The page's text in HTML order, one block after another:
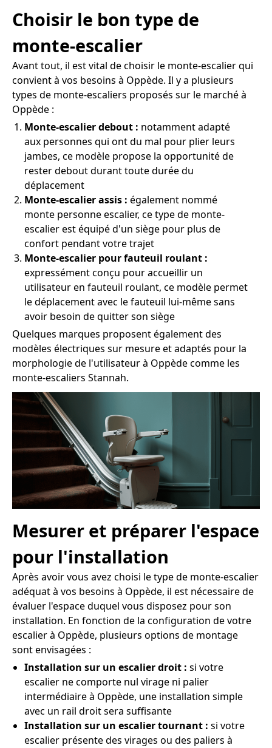
Choisir le bon type de
monte-escalier
Avant tout, il est vital de choisir le monte-escalier qui
convient à vos besoins à Oppède. Il y a plusieurs
types de monte-escaliers proposés sur le marché à
Oppède :
Monte-escalier debout : notamment adapté
aux personnes qui ont du mal pour plier leurs
jambes, ce modèle propose la opportunité de
rester debout durant toute durée du
déplacement
Monte-escalier assis : également nommé
monte personne escalier, ce type de monte-
escalier est équipé d'un siège pour plus de
confort pendant votre trajet
Monte-escalier pour fauteuil roulant :
expressément conçu pour accueillir un
utilisateur en fauteuil roulant, ce modèle permet
le déplacement avec le fauteuil lui-même sans
avoir besoin de quitter son siège
Quelques marques proposent également des
modèles électriques sur mesure et adaptés pour la
morphologie de l'utilisateur à Oppède comme les
monte-escaliers Stannah.
Mesurer et préparer l'espace
pour l'installation
Après avoir vous avez choisi le type de monte-escalier
adéquat à vos besoins à Oppède, il est nécessaire de
évaluer l'espace duquel vous disposez pour son
installation. En fonction de la configuration de votre
escalier à Oppède, plusieurs options de montage
sont envisagées :
Installation sur un escalier droit : si votre
escalier ne comporte nul virage ni palier
intermédiaire à Oppède, une installation simple
avec un rail droit sera suffisante
Installation sur un escalier tournant : si votre
escalier présente des virages ou des paliers à